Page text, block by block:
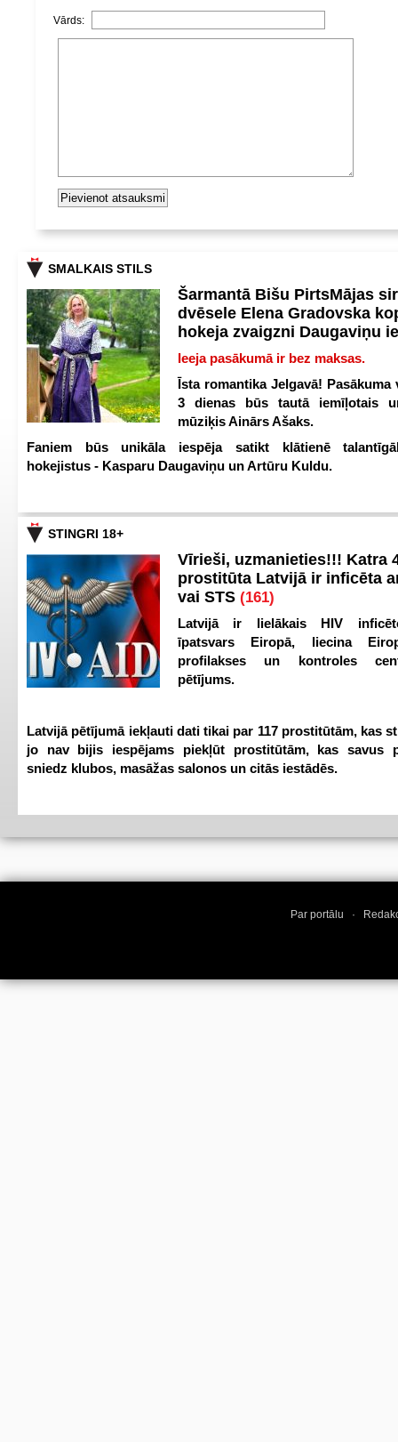
Vārds:
SMALKAIS STILS
Šarmantā Bišu PirtsMājas
dvēsele Elena Gradovska
hokeja zvaigzni Daugaviņu
Ieeja pasākumā ir bez maksas.
Īsta romantika Jelgavā! Pasākuma
3 dienas būs tautā iemīļotais
mūziķis Ainārs Ašaks.
Faniem būs unikāla iespēja satikt klātienē
hokejistus - Kasparu Daugaviņu un Artūru Kuldu.
STINGRI 18+
Vīrieši, uzmanieties!!! Katra
prostitūta Latvijā ir inficēta
vai STS (161)
Latvijā ir lielākais HIV
īpatsvars Eiropā, liecina
profilakses un kontroles
pētījums.
Latvijā pētījumā iekļauti dati tikai par 117 prostitūtām, kas
jo nav bijis iespējams piekļūt prostitūtām, kas savus
sniedz klubos, masāžas salonos un citās iestādēs.
Par portālu ·